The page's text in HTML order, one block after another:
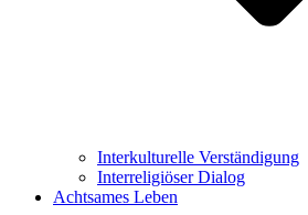
Interkulturelle Verständigung
Interreligiöser Dialog
Achtsames Leben